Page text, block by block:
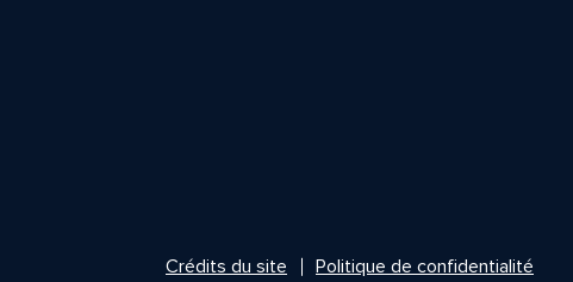
Crédits du site Politique de confidentialité